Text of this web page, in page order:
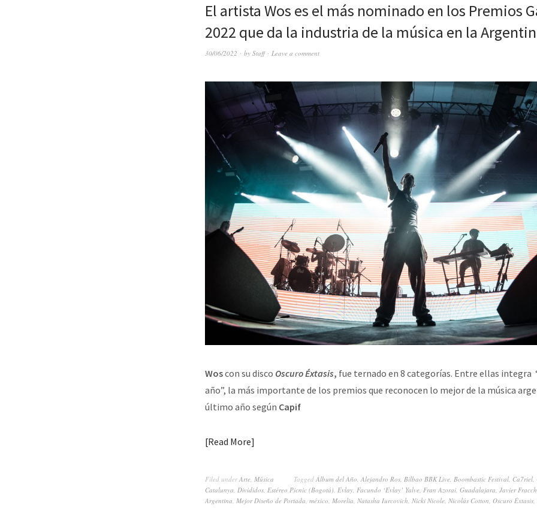
El artista Wos es el más nominado en los Premios
2022 que da la industria de la música en la
30/06/2022 by Staff Leave a comment
Woscon su disco Oscuro Éxtasis, fue ternado en 8 categorías. Entre ellas integra
año”, la más importante de los premios que reconocen lo mejor de la música
último año según Capif
Read More
Filed underArte, Música Tagged Álbum del Año, Alejandro Ros, Bilbao BBK Live, Boombastic Festival, Ca7riel,
Catalunya, Divididos, Estéreo Picnic (Bogotá), Evlay, Facundo ‘Evlay’ Yalve, Fran Azorai, Guadalajara, Javier
Argentina, Mejor Diseño de Portada, méxico, Morelia, Natasha Iurcovich, Nicki Nicole, Nicolás Cotton, Oscuro Éxtasis,